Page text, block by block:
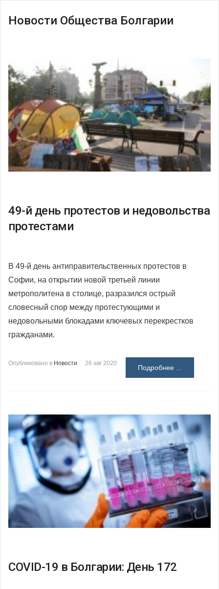
Новости Общества Болгарии
49-й день протестов и недовольства
протестами
В 49-й день антиправительственных протестов в
Софии, на открытии новой третьей линии
метрополитена в столице, разразился острый
словесный спор между протестующими и
недовольными блокадами ключевых перекрестков
гражданами.
Опубликовано в Новости 26 авг 2020
Подробнее ...
COVID-19 в Болгарии: День 172